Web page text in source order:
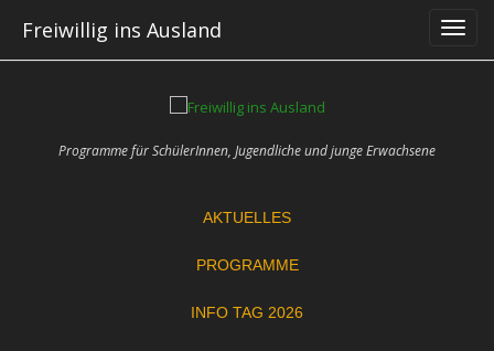
Freiwillig ins Ausland
Programme für SchülerInnen, Jugendliche und junge Erwachsene
AKTUELLES
PROGRAMME
INFO TAG 2026